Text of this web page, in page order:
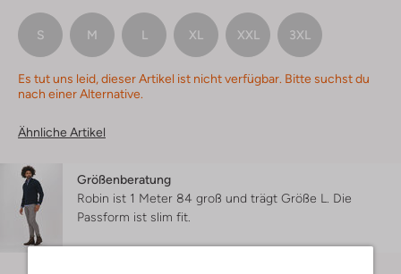
S M L XL XXL 3XL
Es tut uns leid, dieser Artikel ist nicht verfügbar. Bitte suchst du
nach einer Alternative.
Ähnliche Artikel
Größenberatung
Robin ist 1 Meter 84 groß und trägt Größe L. Die
Passform ist slim fit